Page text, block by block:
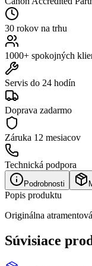
30 rokov na trhu
1000+ spokojných
Servis do 24 hodín
Doprava zadarmo
Záruka 12 mesiacov
Technická podpora
Podrobnosti
Popis produktu
Originálna
Súvisiace